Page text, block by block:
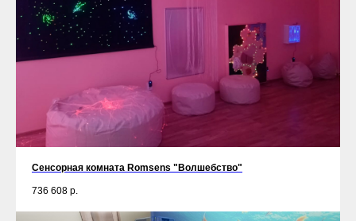
Сенсорная комната Romsens "Волшебство"
736 608 р.